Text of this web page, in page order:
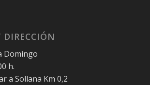
DIRECCIÓN
Domingo
h.
a Sollana Km 0,2